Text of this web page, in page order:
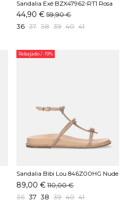
Sandalia Exé BZX47962-RT1 Rosa
44,90 € 59,90 €
36 37 38 39 40 41
Rebajado/ -19%
Sandalia Bibi Lou 846Z00HG Nude
89,00 € 110,00 €
36 37 38 39 40 41